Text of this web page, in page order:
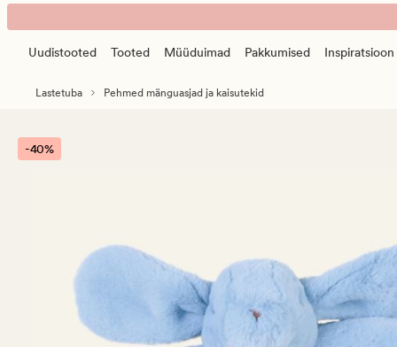
Peter
unelapp
sinine
banner.
PressUudistooted Tooted Müüduimad Pakkumised Inspiratsioon
Lastetuba Pehmed mänguasjad ja kaisutekid
-40%